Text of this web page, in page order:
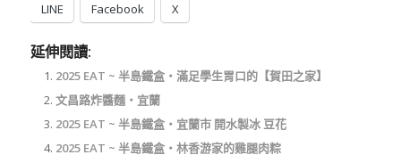
LINE Facebook X
延伸閱讀:
2025 EAT ~ 半島鐵盒‧滿足學生胃口的【賀田之家】
文昌路炸醬麵‧宜蘭
2025 EAT ~ 半島鐵盒‧宜蘭市 開水製冰 豆花
2025 EAT ~ 半島鐵盒‧林香游家的雞腿肉粽